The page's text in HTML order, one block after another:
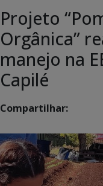
Projeto
Orgânica”
manejo na
Capilé
Compartilhar: